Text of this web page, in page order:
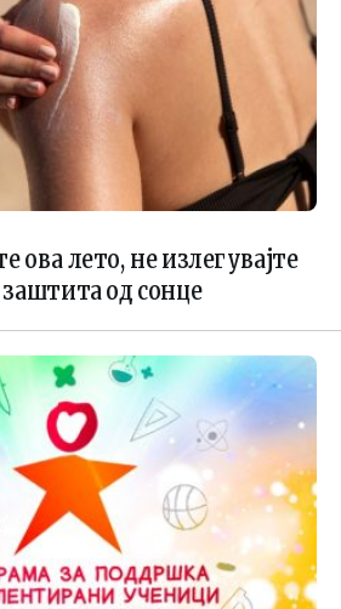
ова лето, не излегувајте
од сонце